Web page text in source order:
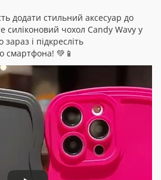
додати стильний аксесуар до
силіконовий чохол Candy Wavy у
і підкресліть
смартфона! 💚📱